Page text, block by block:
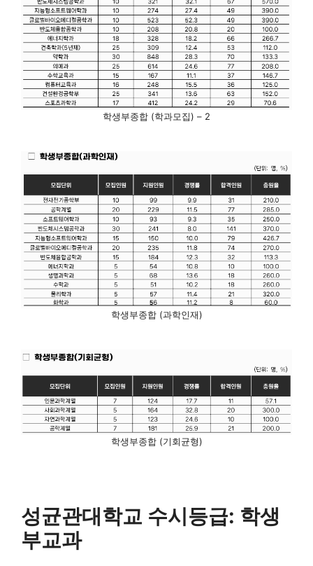
학생부종합 (학과모집) – 2
학생부종합 (과학인재)
학생부종합 (기회균형)
성균관대학교 수시등급: 학생
부교과